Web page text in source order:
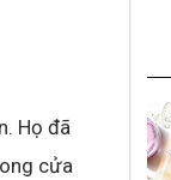
Họ đã
cửa